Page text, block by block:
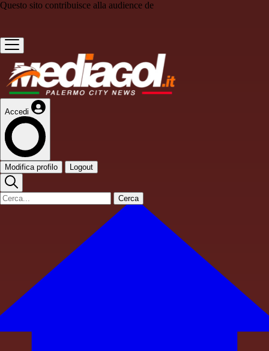
Questo sito contribuisce alla audience de
Accedi
Modifica profilo Logout
Cerca